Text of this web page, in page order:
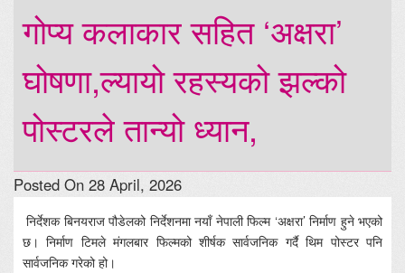
गोप्य कलाकार सहित ‘अक्षरा’
घोषणा,ल्यायो रहस्यको झल्को
पोस्टरले तान्यो ध्यान,
Posted On 28 April, 2026
निर्देशक बिनयराज पौडेलको निर्देशनमा नयाँ नेपाली फिल्म ‘अक्षरा’ निर्माण हुने भएको
छ। निर्माण टिमले मंगलबार फिल्मको शीर्षक सार्वजनिक गर्दै थिम पोस्टर पनि
सार्वजनिक गरेको हो।